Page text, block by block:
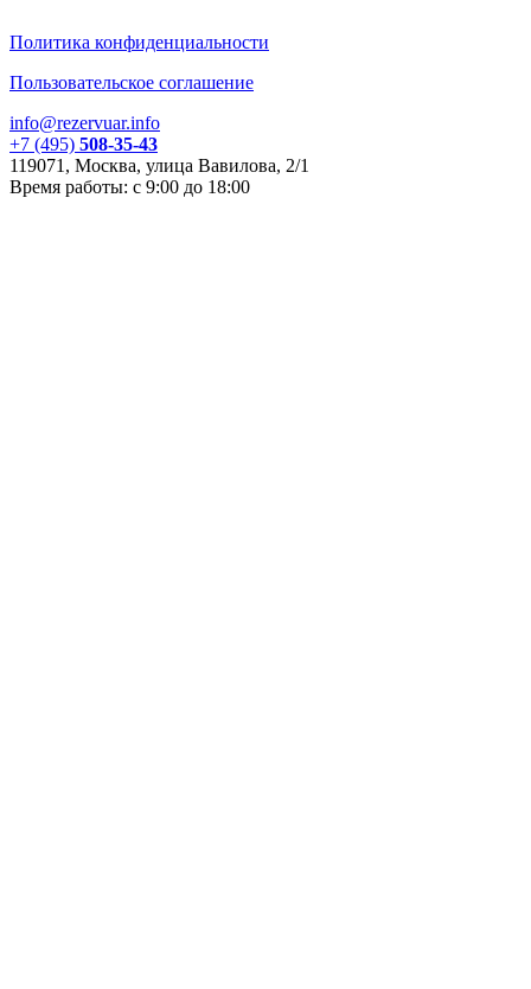
Политика конфиденциальности
Пользовательское соглашение
info@rezervuar.info
+7 (495) 508-35-43
119071, Москва, улица Вавилова, 2/1
Время работы: с 9:00 до 18:00